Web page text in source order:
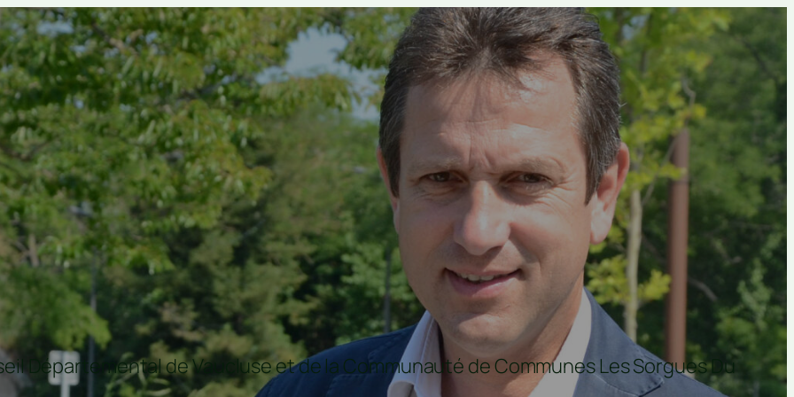
Départemental de Vaucluse et de la Communauté de Communes Les Sorgues Du